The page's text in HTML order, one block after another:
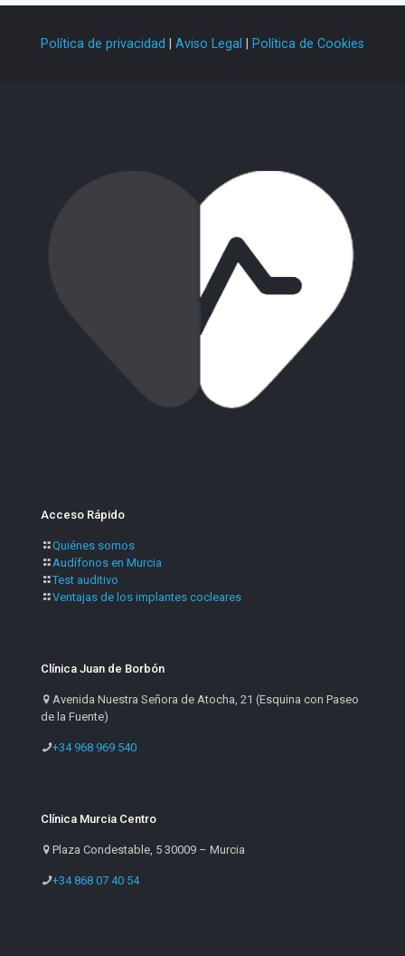
Política de privacidad | Aviso Legal | Política de Cookies
Acceso Rápido
Quiénes somos
Audífonos en Murcia
Test auditivo
Ventajas de los implantes cocleares
Clínica Juan de Borbón
Avenida Nuestra Señora de Atocha, 21 (Esquina con Paseo
de la Fuente)
+34 968 969 540
Clínica Murcia Centro
Plaza Condestable, 5 30009 – Murcia
+34 868 07 40 54